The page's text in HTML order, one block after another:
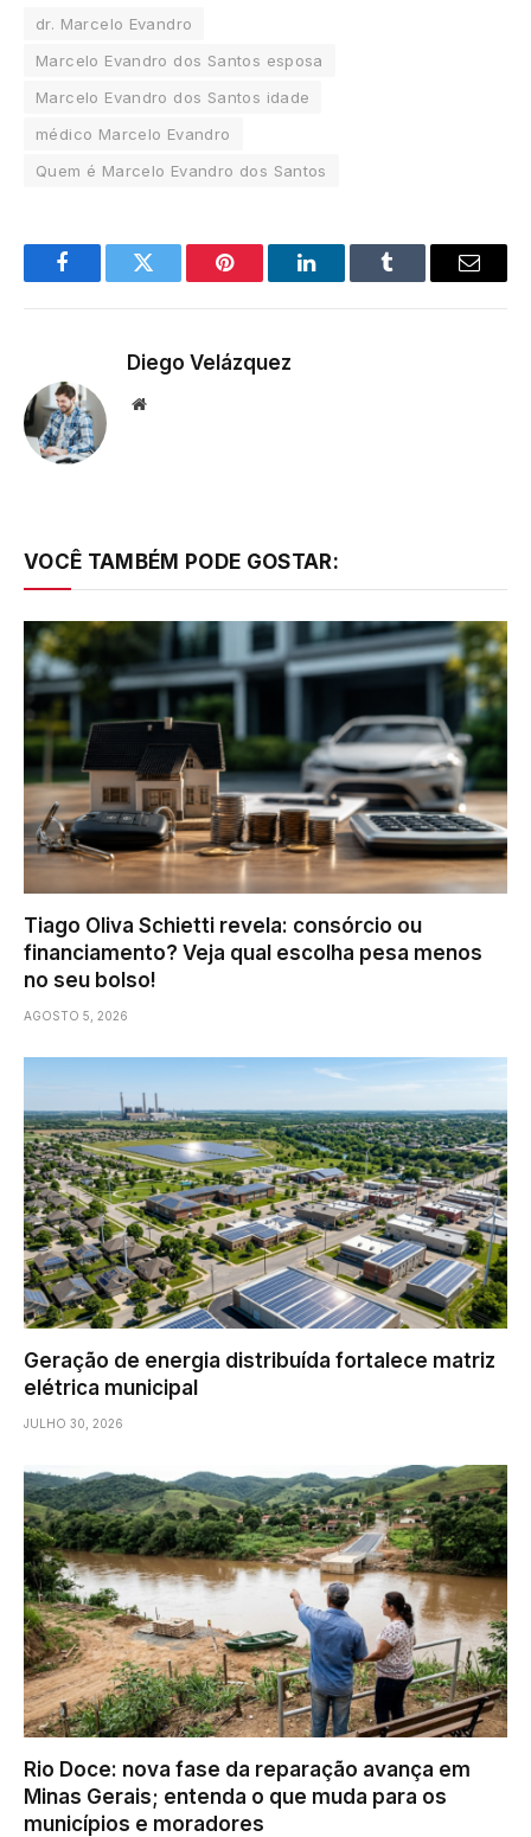
dr. Marcelo Evandro
Marcelo Evandro dos Santos esposa
Marcelo Evandro dos Santos idade
médico Marcelo Evandro
Quem é Marcelo Evandro dos Santos
FacebookTwitter Pinterest LinkedInTumblr Email
Diego Velázquez
Website
VOCÊ TAMBÉM PODE GOSTAR:
Tiago Oliva Schietti revela: consórcio ou
financiamento? Veja qual escolha pesa menos
no seu bolso!
AGOSTO 5, 2026
Geração de energia distribuída fortalece matriz
elétrica municipal
JULHO 30, 2026
Rio Doce: nova fase da reparação avança em
Minas Gerais; entenda o que muda para os
municípios e moradores